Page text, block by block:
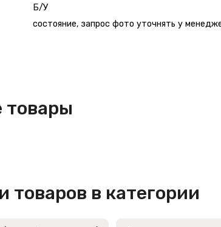
Б/У
состояние, запрос фото уточнять у
товаров в категории